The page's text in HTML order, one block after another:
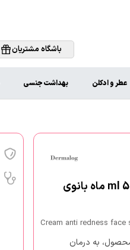
باشگاه مشتریان
عطر و ادکلن بهداشت جنسی
کرم ضد قرمزی صورت پوست حساس بزرگسالان درمالوگ 50 ml ماه بانوی
Cream anti redness face
به درمان